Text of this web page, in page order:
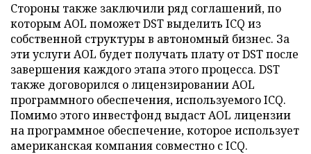
Стороны также заключили ряд соглашений, по
которым AOL поможет DST выделить ICQ из
собственной структуры в автономный бизнес. За
эти услуги AOL будет получать плату от DST после
завершения каждого этапа этого процесса. DST
также договорился о лицензировании AOL
программного обеспечения, используемого ICQ.
Помимо этого инвестфонд выдаст AOL лицензии
на программное обеспечение, которое использует
американская компания совместно с ICQ.